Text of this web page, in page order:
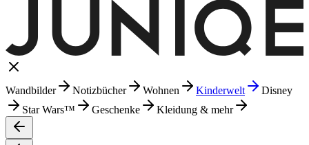
Wandbilder Notizbücher Wohnen Kinderwelt
Disney
Star Wars™
Geschenke Kleidung & mehr